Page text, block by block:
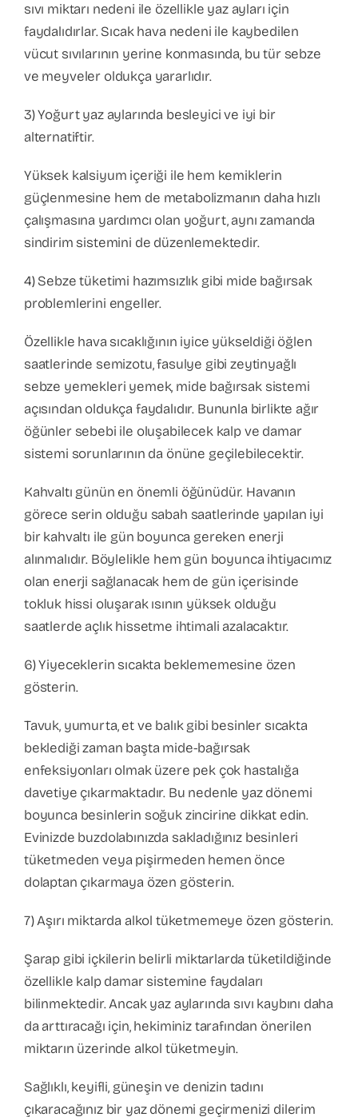
sıvı miktarı nedeni ile özellikle yaz ayları için
faydalıdırlar. Sıcak hava nedeni ile kaybedilen
vücut sıvılarının yerine konmasında, bu tür sebze
ve meyveler oldukça yararlıdır.
3) Yoğurt yaz aylarında besleyici ve iyi bir
alternatiftir.
Yüksek kalsiyum içeriği ile hem kemiklerin
güçlenmesine hem de metabolizmanın daha hızlı
çalışmasına yardımcı olan yoğurt, aynı zamanda
sindirim sistemini de düzenlemektedir.
4) Sebze tüketimi hazımsızlık gibi mide bağırsak
problemlerini engeller.
Özellikle hava sıcaklığının iyice yükseldiği öğlen
saatlerinde semizotu, fasulye gibi zeytinyağlı
sebze yemekleri yemek, mide bağırsak sistemi
açısından oldukça faydalıdır. Bununla birlikte ağır
öğünler sebebi ile oluşabilecek kalp ve damar
sistemi sorunlarının da önüne geçilebilecektir.
Kahvaltı günün en önemli öğünüdür. Havanın
görece serin olduğu sabah saatlerinde yapılan iyi
bir kahvaltı ile gün boyunca gereken enerji
alınmalıdır. Böylelikle hem gün boyunca ihtiyacımız
olan enerji sağlanacak hem de gün içerisinde
tokluk hissi oluşarak ısının yüksek olduğu
saatlerde açlık hissetme ihtimali azalacaktır.
6) Yiyeceklerin sıcakta beklememesine özen
gösterin.
Tavuk, yumurta, et ve balık gibi besinler sıcakta
beklediği zaman başta mide-bağırsak
enfeksiyonları olmak üzere pek çok hastalığa
davetiye çıkarmaktadır. Bu nedenle yaz dönemi
boyunca besinlerin soğuk zincirine dikkat edin.
Evinizde buzdolabınızda sakladığınız besinleri
tüketmeden veya pişirmeden hemen önce
dolaptan çıkarmaya özen gösterin.
7) Aşırı miktarda alkol tüketmemeye özen gösterin.
Şarap gibi içkilerin belirli miktarlarda tüketildiğinde
özellikle kalp damar sistemine faydaları
bilinmektedir. Ancak yaz aylarında sıvı kaybını daha
da arttıracağı için, hekiminiz tarafından önerilen
miktarın üzerinde alkol tüketmeyin.
Sağlıklı, keyifli, güneşin ve denizin tadını
çıkaracağınız bir yaz dönemi geçirmenizi dilerim